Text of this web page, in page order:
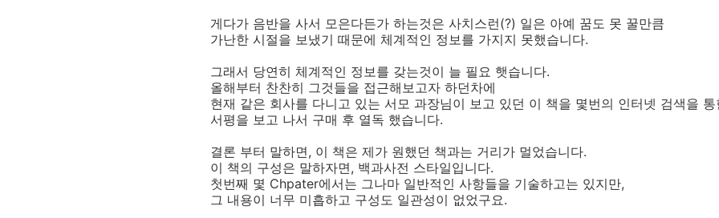
게다가 음반을 사서 모은다든가 하는것은 사치스런(?) 일은 아예 꿈도 못 꿀만큼
가난한 시절을 보냈기 때문에 체계적인 정보를 가지지 못했습니다.
그래서 당연히 체계적인 정보를 갖는것이 늘 필요 햇습니다.
올해부터 찬찬히 그것들을 접근해보고자 하던차에
현재 같은 회사를 다니고 있는 서모 과장님이 보고 있던 이 책을 몇번의 인터넷 검색을 통
서평을 보고 나서 구매 후 열독 했습니다.
결론 부터 말하면, 이 책은 제가 원했던 책과는 거리가 멀었습니다.
이 책의 구성은 말하자면, 백과사전 스타일입니다.
첫번째 몇 Chpater에서는 그나마 일반적인 사항들을 기술하고는 있지만,
그 내용이 너무 미흡하고 구성도 일관성이 없었구요.